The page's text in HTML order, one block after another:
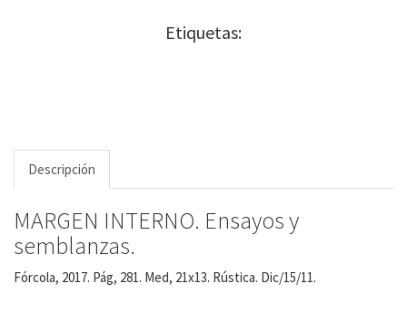
Etiquetas:
Descripción
MARGEN INTERNO. Ensayos y
semblanzas.
Fórcola, 2017. Pág, 281. Med, 21x13. Rústica. Dic/15/11.